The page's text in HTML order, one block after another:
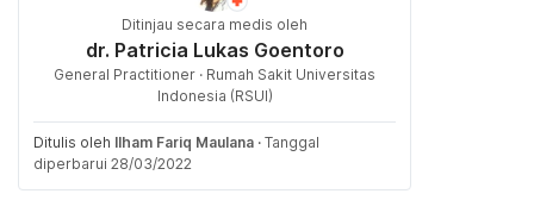
Ditinjau secara medis oleh
dr. Patricia Lukas Goentoro
General Practitioner · Rumah Sakit Universitas
Indonesia (RSUI)
Ditulis oleh Ilham Fariq Maulana · Tanggal
diperbarui 28/03/2022